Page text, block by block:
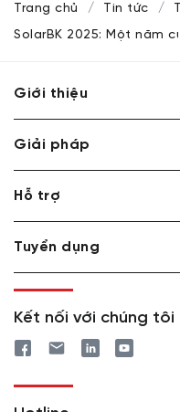
Trang chủ Tin tức
SolarBK 2025: Một năm
Giới thiệu
Giải pháp
Hỗ trợ
Tuyển dụng
Kết nối với chúng tôi